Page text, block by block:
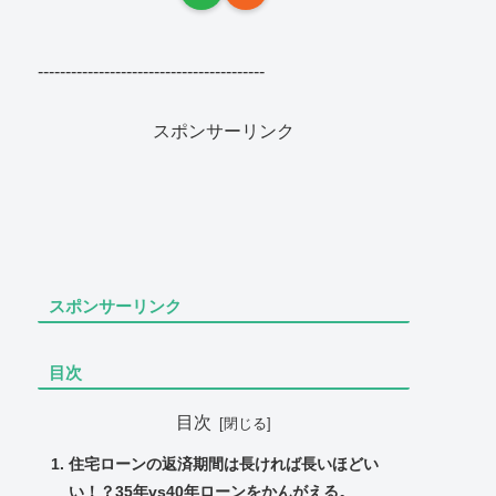
-----------------------------------------
スポンサーリンク
スポンサーリンク
目次
目次
住宅ローンの返済期間は長ければ長いほどい
い！？35年vs40年ローンをかんがえる。